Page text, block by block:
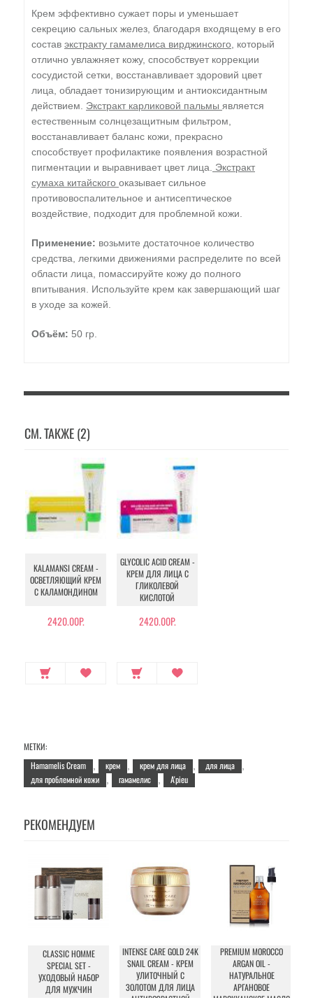
Крем эффективно сужает поры и уменьшает
секрецию сальных желез, благодаря входящему в его
состав экстракту гамамелиса вирджинского , который
отлично увлажняет кожу, способствует коррекции
сосудистой сетки, восстанавливает здоровий цвет
лица, обладает тонизирующим и антиоксидантным
действием. Экстракт карликовой пальмы является
естественным солнцезащитным фильтром,
восстанавливает баланс кожи, прекрасно
способствует профилактике появления возрастной
пигментации и выравнивает цвет лица.
Экстракт
сумаха китайского оказывает сильное
противовоспалительное и антисептическое
воздействие, подходит для проблемной кожи.
Применение: возьмите достаточное количество
средства, легкими движениями распределите по всей
области лица, помассируйте кожу до полного
впитывания. Используйте крем как завершающий шаг
в уходе за кожей.
Объём: 50 гр.
СМ. ТАКЖЕ (2)
KALAMANSI CREAM -
ОСВЕТЛЯЮЩИЙ КРЕМ
С КАЛАМОНДИНОМ
2420.00Р.
GLYCOLIC ACID CREAM -
КРЕМ ДЛЯ ЛИЦА С
ГЛИКОЛЕВОЙ
КИСЛОТОЙ
2420.00Р.
МЕТКИ:
Hamamelis Cream
крем крем для лица для лица
для проблемной кожи гамамелис A'pieu
РЕКОМЕНДУЕМ
CLASSIC HOMME
SPECIAL SET -
УХОДОВЫЙ НАБОР
ДЛЯ МУЖЧИН
INTENSE CARE GOLD 24K
SNAIL CREAM - КРЕМ
УЛИТОЧНЫЙ С
ЗОЛОТОМ ДЛЯ ЛИЦА
PREMIUM MOROCCO
ARGAN OIL -
НАТУРАЛЬНОЕ
АРГАНОВОЕ